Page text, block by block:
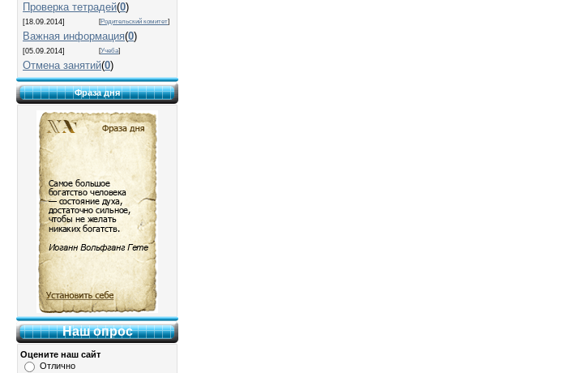
Проверка тетрадей(0)
[18.09.2014] [Родительский комитет]
Важная информация(0)
[05.09.2014] [Учеба]
Отмена занятий(0)
Фраза дня
Наш опрос
Оцените наш сайт
Отлично